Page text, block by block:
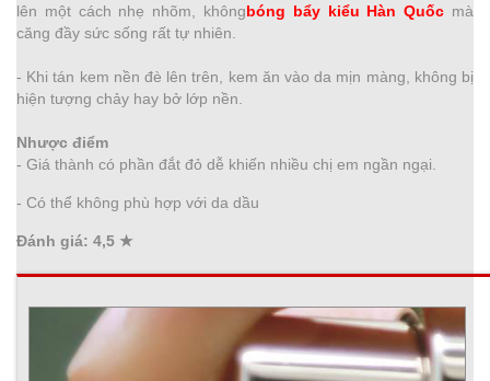
lên một cách nhẹ nhõm, khôngbóng bẩy kiểu Hàn Quốc mà
căng đầy sức sống rất tự nhiên.
- Khi tán kem nền đè lên trên, kem ăn vào da mịn màng, không bị
hiện tượng chảy hay bở lớp nền.
Nhược điểm
- Giá thành có phần đắt đỏ dễ khiến nhiều chị em ngần ngại.
- Có thể không phù hợp với da dầu
Đánh giá: 4,5 ★